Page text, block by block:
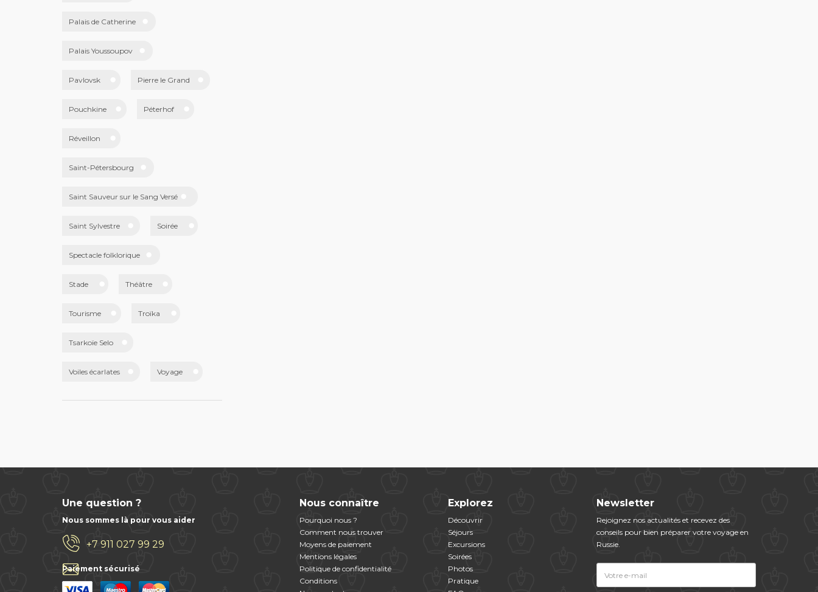
Palais de Catherine
Palais Youssoupov
Pavlovsk Pierre le Grand
Pouchkine Péterhof
Réveillon
Saint-Pétersbourg
Saint Sauveur sur le Sang Versé
Saint Sylvestre Soirée
Spectacle folklorique
Stade Théâtre
Tourisme Troïka
Tsarkoïe Selo
Voiles écarlates Voyage
Une question ?
Nous sommes là pour vous aider
+7 911 027 99 29
info@saint-petersbourg.voyage
Nous connaître
Pourquoi nous ?
Comment nous trouver
Moyens de paiement
Mentions légales
Politique de confidentialité
Conditions
Explorez
Découvrir
Séjours
Excursions
Soirées
Photos
Pratique
Newsletter
Rejoignez nos actualités et​ ​recevez des
conseils pour bien préparer votre voyage en
Russie.